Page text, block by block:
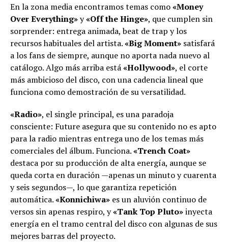
En la zona media encontramos temas como«Money
Over Everything»y«Off the Hinge», que cumplen sin
sorprender: entrega animada, beat de trap y los
recursos habituales del artista.«Big Moment» satisfará
a los fans de siempre, aunque no aporta nada nuevo al
catálogo. Algo más arriba está«Hollywood», el corte
más ambicioso del disco, con una cadencia lineal que
funciona como demostración de su versatilidad.
«Radio», el single principal, es una paradoja
consciente: Future asegura que su contenido no es apto
para la radio mientras entrega uno de los temas más
comerciales del álbum. Funciona.«Trench Coat»
destaca por su producción de alta energía, aunque se
queda corta en duración —apenas un minuto y cuarenta
y seis segundos—, lo que garantiza repetición
automática.«Konnichiwa» es un aluvión continuo de
versos sin apenas respiro, y«Tank Top Pluto»inyecta
energía en el tramo central del disco con algunas de sus
mejores barras del proyecto.